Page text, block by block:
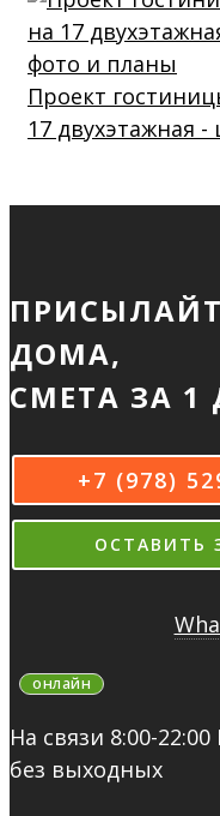
Проект
17 двухэтажная -
ДОМА,
СМЕТА ЗА 1
+7 (978)
ОСТАВИТЬ
онлайн
На связи 8:00-22:00
без выходных